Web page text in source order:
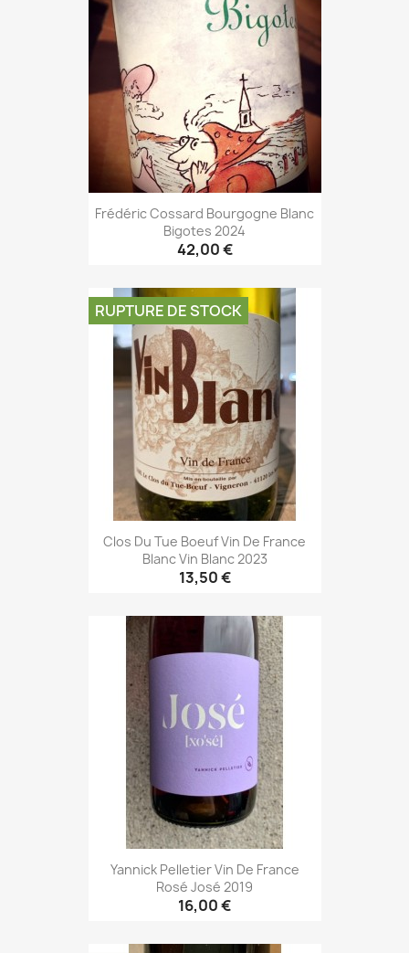
Frédéric Cossard Bourgogne Blanc
Bigotes 2024
42,00 €
Clos Du Tue Boeuf Vin De France
Blanc Vin Blanc 2023
13,50 €
RUPTURE DE STOCK
Yannick Pelletier Vin De France
Rosé José 2019
16,00 €